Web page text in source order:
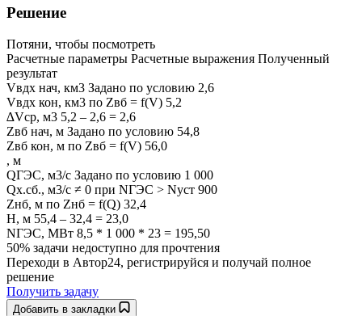
Решение
Потяни, чтобы посмотреть
Расчетные параметры Расчетные выражения Полученный
результат
Vвдх нач, км3 Задано по условию 2,6
Vвдх кон, км3 по Zвб = f(V) 5,2
∆Vср, м3 5,2 – 2,6 = 2,6
Zвб нач, м Задано по условию 54,8
Zвб кон, м по Zвб = f(V) 56,0
, м
QГЭС, м3/с Задано по условию 1 000
Qх.сб., м3/с ≠ 0 при NГЭС > Nуст 900
Zнб, м по Zнб = f(Q) 32,4
Н, м 55,4 – 32,4 = 23,0
NГЭС, МВт 8,5 * 1 000 * 23 = 195,50
50% задачи недоступно для прочтения
Переходи в Автор24, регистрируйся и получай полное
решение
Получить задачу
Добавить в закладки